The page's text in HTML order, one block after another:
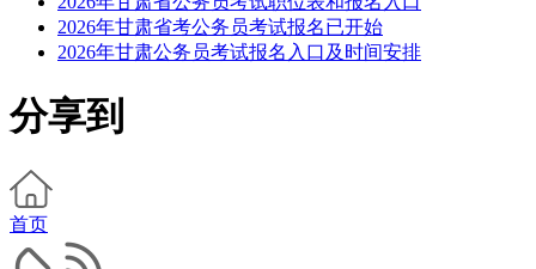
2026年甘肃省考公务员考试报名已开始
2026年甘肃公务员考试报名入口及时间安排
分享到
首页